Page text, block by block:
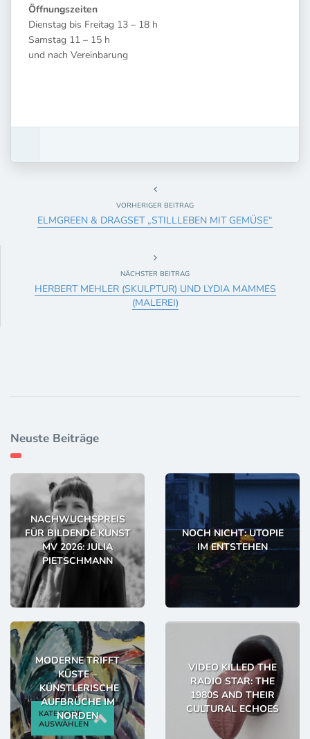
Öffnungszeiten
Dienstag bis Freitag 13 – 18 h
Samstag 11 – 15 h
und nach Vereinbarung
VORHERIGER BEITRAG
ELMGREEN & DRAGSET „STILLLEBEN MIT GEMÜSE“
NÄCHSTER BEITRAG
HERBERT MEHLER (SKULPTUR) UND LYDIA MAMMES
(MALEREI)
Neuste Beiträge
NACHWUCHSPREIS
FÜR BILDENDE KUNST
MV 2026: JULIA
PIETSCHMANN
NOCH NICHT: UTOPIE
IM ENTSTEHEN
MODERNE TRIFFT
KÜSTE –
KÜNSTLERISCHE
AUFBRÜCHE IM
NORDEN
VIDEO KILLED THE
RADIO STAR: THE
1980S AND THEIR
CULTURAL ECHOES
KATEGORIE
AUSWÄHLEN